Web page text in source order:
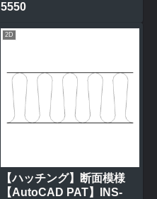
5550
2D
【ハッチング】断面模様
【AutoCAD PAT】INS-